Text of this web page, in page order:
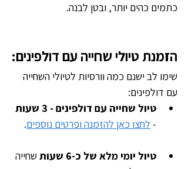
כתמים כהים יותר, ובטן לבנה.
הזמנת טיולי שחייה עם דולפינים:
שימו לב ישנם כמה וורסיות לטיולי השחייה
עם דולפינים:
טיול שחייה עם דולפינים - 3 שעות
- לחצו כאן להזמנה ופרטים נוספים.
טיול יומי מלא של כ-6 שעות
שחייה